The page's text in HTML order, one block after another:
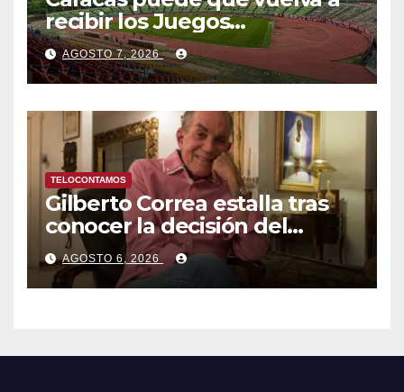
recibir los Juegos
Centroamericanos y del
Caribe tras mas de 70 años
AGOSTO 7, 2026
TELOCONTAMOS
Gilberto Correa estalla tras
conocer la decisión del
tribunal en su caso
AGOSTO 6, 2026